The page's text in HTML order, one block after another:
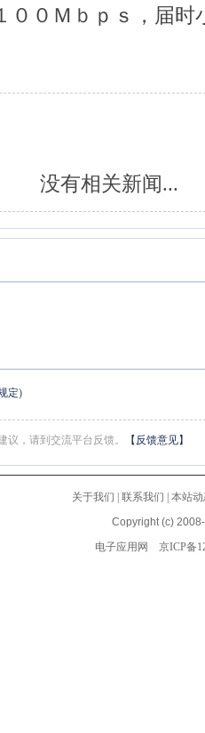
００Ｍｂｐｓ，届时
没有相关新闻...
定)
，请到交流平台反馈。 【反馈意见】
关于我们 联系我们
本站
Copyright (c)
电子应用网
京ICP备